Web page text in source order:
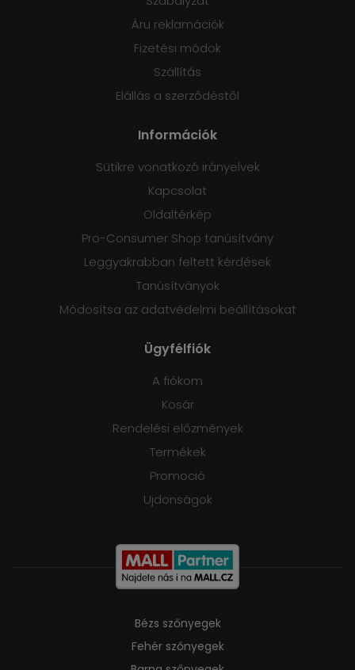
Áru reklamációk
Fizetési módok
Szállítás
Elállás a szerződéstől
Információk
Sütikre vonatkozó irányelvek
Kapcsolat
Oldaltérkép
Pro-Consumer Shop tanúsítvány
Leggyakrabban feltett kérdések
Tanúsítványok
Módosítsa az adatvédelmi beállításokat
Ügyfélfiók
A fiókom
Kosár
Rendelési előzmények
Termékek
Promoció
Ujdonságok
Bézs szőnyegek
Fehér szőnyegek